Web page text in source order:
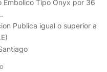
Embolico Tipo Onyx por 36
Publica igual o superior a